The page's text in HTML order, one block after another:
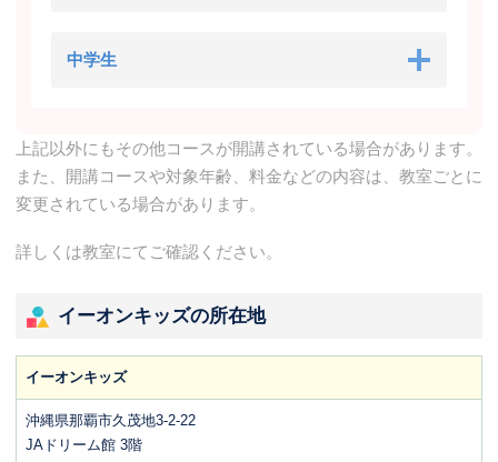
中学生
上記以外にもその他コースが開講されている場合があります。
また、開講コースや対象年齢、料金などの内容は、教室ごとに
変更されている場合があります。
詳しくは教室にてご確認ください。
イーオンキッズの所在地
イーオンキッズ
沖縄県那覇市久茂地3-2-22
JAドリーム館 3階